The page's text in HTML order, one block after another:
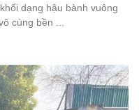
dạng hậu bành vuông
cùng bền ...